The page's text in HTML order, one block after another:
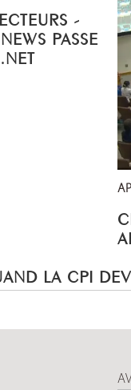
-
PASSE
LA CPI